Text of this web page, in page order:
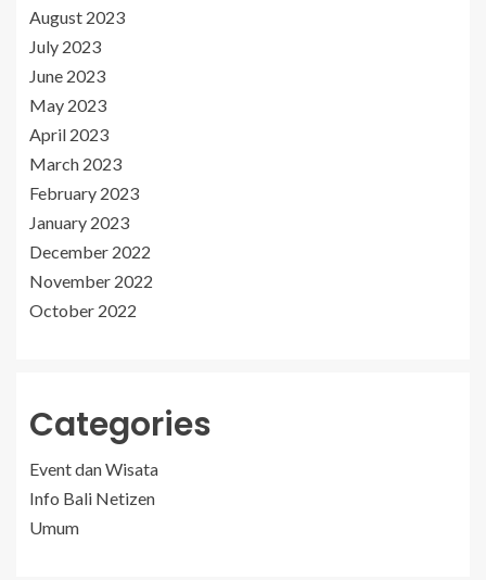
August 2023
July 2023
June 2023
May 2023
April 2023
March 2023
February 2023
January 2023
December 2022
November 2022
October 2022
Categories
Event dan Wisata
Info Bali Netizen
Umum